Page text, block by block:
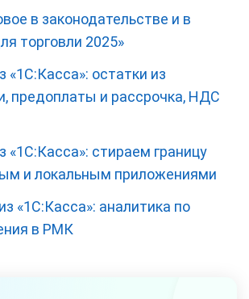
в законодательстве и в
торговли 2025»
«1С:Касса»: остатки из
предоплаты и рассрочка, НДС
«1С:Касса»: стираем границу
и локальным приложениями
«1С:Касса»: аналитика по
в РМК